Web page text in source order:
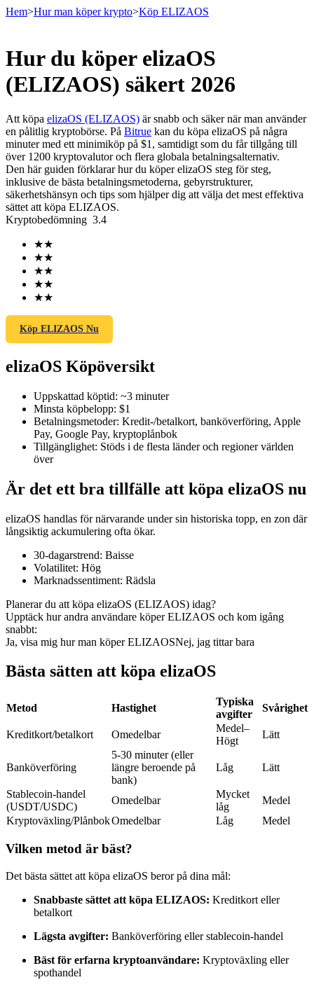
Terminer
USDT Futures
COIN-M Futures
Futures för kryptovaluta
TradFi
USDC Futures
Futures med USDC som säkerhet
Gå med de bästa handlarna
Njut av vinstdelning och kopieringshandelsprovisioner
Hem>Hur man köper krypto>Köp ELIZAOS
Hur du köper elizaOS
(ELIZAOS) säkert 2026
Att köpa elizaOS (ELIZAOS) är snabb och säker när man använder
en pålitlig kryptobörse. På Bitrue kan du köpa elizaOS på några
minuter med ett minimiköp på $1, samtidigt som du får tillgång till
över 1200 kryptovalutor och flera globala betalningsalternativ.
Den här guiden förklarar hur du köper elizaOS steg för steg,
inklusive de bästa betalningsmetoderna, gebyrstrukturer,
säkerhetshänsyn och tips som hjälper dig att välja det mest effektiva
sättet att köpa ELIZAOS.
Kryptobedömning 3.4
★★
★★
★★
★★
★★
Köp ELIZAOS Nu
elizaOS Köpöversikt
Uppskattad köptid: ~3 minuter
Minsta köpbelopp: $1
Betalningsmetoder: Kredit-/betalkort, banköverföring, Apple
Pay, Google Pay, kryptoplånbok
Tillgänglighet: Stöds i de flesta länder och regioner världen
över
Är det ett bra tillfälle att köpa elizaOS nu
elizaOS handlas för närvarande under sin historiska topp, en zon där
långsiktig ackumulering ofta ökar.
30-dagarstrend: Baisse
Volatilitet: Hög
Marknadssentiment: Rädsla
Planerar du att köpa elizaOS (ELIZAOS) idag?
Upptäck hur andra användare köper ELIZAOS och kom igång
snabbt:
Ja, visa mig hur man köper ELIZAOSNej, jag tittar bara
Bästa sätten att köpa elizaOS
Metod Hastighet
Typiska
avgifter
Svårighet
Kreditkort/betalkort Omedelbar
Medel–
Högt
Lätt
Banköverföring
5-30 minuter (eller
längre beroende på
bank)
Låg Lätt
Stablecoin-handel
(USDT/USDC)
Omedelbar
Mycket
låg
Medel
Kryptoväxling/PlånbokOmedelbar Låg Medel
Vilken metod är bäst?
Det bästa sättet att köpa elizaOS beror på dina mål:
Snabbaste sättet att köpa ELIZAOS: Kreditkort eller
betalkort
Lägsta avgifter: Banköverföring eller stablecoin-handel
Bäst för erfarna kryptoanvändare: Kryptoväxling eller
spothandel